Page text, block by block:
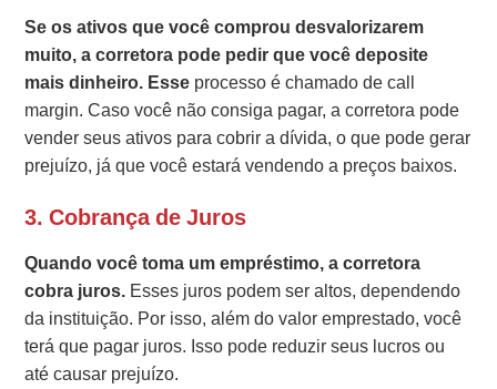
Se os ativos que você comprou desvalorizarem
muito, a corretora pode pedir que vocêdeposite
mais dinheiro. Esse processo é chamado de call
margin. Caso você não consiga pagar, a corretora pode
vender seus ativos para cobrir a dívida, o que pode gerar
prejuízo, já que você estará vendendo a preços baixos.
3.Cobrança de Juros
Quando você toma um empréstimo, a corretora
cobra juros. Esses juros podem ser altos, dependendo
da instituição. Por isso, além do valor emprestado, você
terá que pagar juros. Isso pode reduzir seus lucros ou
até causar prejuízo.